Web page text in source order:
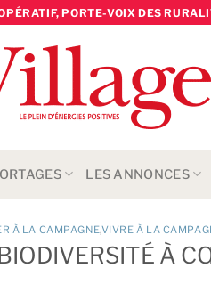
PORTE-VOIX DES
LES ANNONCES
À LA CAMPAGNE,VIVRE À LA
À